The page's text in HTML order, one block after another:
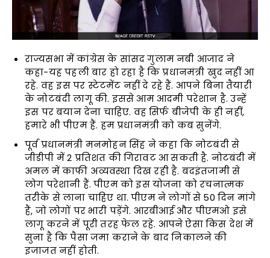
राज्यसभा में कांग्रेस के सांसद गुलाम नबी आजाद ने
कहा-यह पहली बार हो रहा है कि प्रधानमंत्री खुद नहीं आ
रहे. वह इस पर स्टेटमेंट नहीं दे रहे हैं. आपने बिना तैयारी
के नोटबंदी लागू की. इससे आम आदमी परेशान है. उन्हें
इस पर बयान देना चाहिए. वह सिर्फ बीजेपी के ही नहीं,
हमारे भी पीएम हैं. हम प्रधानमंत्री को कब सुनेंगे.
पूर्व प्रधानमंत्री मनमोहन सिंह ने कहा कि नोटबंदी से
जीडीपी में 2 प्रतिशत की गिरावट आ सकती है. नोटबंदी में
अमल में काफी अव्यवस्था दिख रही है. बदइंतजामी से
लोग परेशानी हैं. पीएम को इस योजना को रचनात्मक
तरीके से लाना चाहिए था. पीएम ने लोगों से 50 दिन मांगे
हैं, जो लोगों पर भारी पड़ेंगे. आरबीआई और पीएमओ इसे
लागू करने में पूरी तरह फेल रहे. आपने ऐसा किस देश में
सुना है कि पैसा जमा कराने के बाद निकालने की
इजाजत नहीं होती.